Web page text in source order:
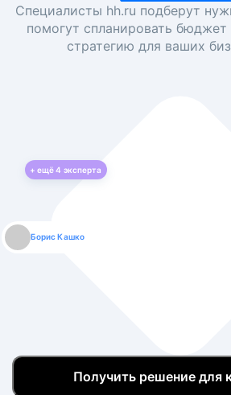
Специалисты hh.ru подберут
помогут спланировать
стратегию для ваших
+ ещё4 эксперта
Борис Кашко
Юлия Изоитко
Александр Кулагин
Даниил Макаров
Екатерина Лазаренко
Получить решение для